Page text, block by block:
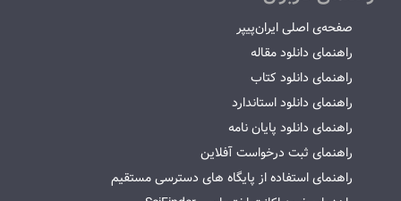
صفحه‌ی اصلی ایران‌پیپر
راهنمای دانلود مقاله
راهنمای دانلود کتاب
راهنمای دانلود استاندارد
راهنمای دانلود پایان نامه
راهنمای ثبت درخواست آفلاین
راهنمای استفاده از پایگاه های دسترسی مستقیم